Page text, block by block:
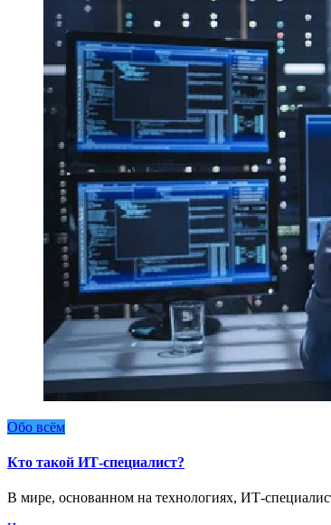
Обо всём
Кто такой ИТ-специалист?
В мире, основанном на технологиях, ИТ-